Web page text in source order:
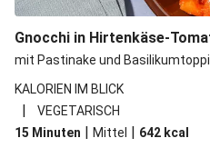
Gnocchi in Hirtenkäse-
mit Pastinake und
KALORIEN IM BLICK
|
VEGETARISCH
15 Minuten | Mittel | 642 kcal